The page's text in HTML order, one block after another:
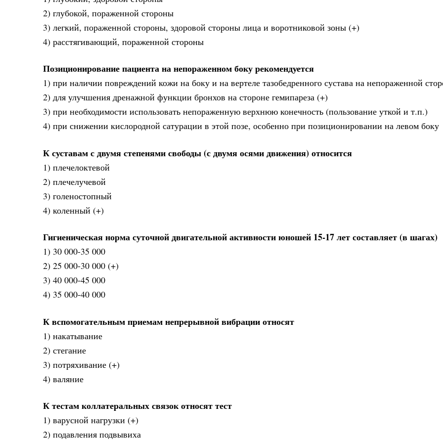
2) глубокой, пораженной стороны
3) легкий, пораженной стороны, здоровой стороны лица и воротниковой зоны (+)
4) расстягивающий, пораженной стороны
Позиционирование пациента на непораженном боку рекомендуется
1) при наличии повреждений кожи на боку и на вертеле тазобедренного сустава на непораженной
2) для улучшения дренажной функции бронхов на стороне гемипареза (+)
3) при необходимости использовать непораженную верхнюю конечность (пользование уткой и т.п.)
4) при снижении кислородной сатурации в этой позе, особенно при позиционировании на левом боку
К суставам с двумя степенями свободы (с двумя осями движения) относится
1) плечелоктевой
2) плечелучевой
3) голеностопный
4) коленный (+)
Гигиеническая норма суточной двигательной активности юношей 15-17 лет составляет (в шагах)
1) 30 000-35 000
2) 25 000-30 000 (+)
3) 40 000-45 000
4) 35 000-40 000
К вспомогательным приемам непрерывной вибрации относят
1) накатывание
2) стегание
3) потряхивание (+)
4) валяние
К тестам коллатеральных связок относят тест
1) варусной нагрузки (+)
2) подавления подвывиха